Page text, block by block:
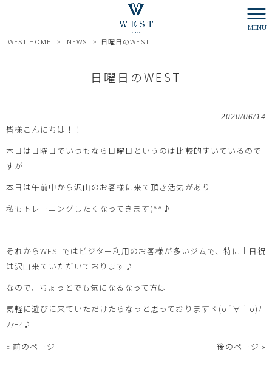
MENU
WEST HOME > NEWS > 日曜日のWEST
日曜日のWEST
2020/06/14
皆様こんにちは！！
本日は日曜日でいつもなら日曜日というのは比較的すいているので
すが
本日は午前中から沢山のお客様に来て頂き活気があり
私もトレーニングしたくなってきます(^^♪
それからWESTではビジター利用のお客様が多いジムで、特に土日祝
は沢山来ていただいております♪
なので、ちょっとでも気になるなって方は
気軽に遊びに来ていただけたらなっと思っておりますヾ(o´∀｀o)ﾉ
ﾜｧｰｨ♪
« 前のページ
後のページ »